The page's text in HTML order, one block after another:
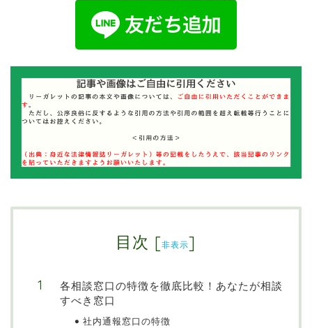
目次 [非表示]
各相談窓口の特徴を徹底比較！あなたが相談
すべき窓口
社内通報窓口の特徴